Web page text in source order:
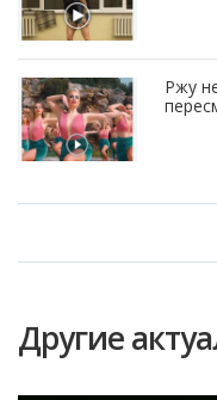
Ржу
Другие